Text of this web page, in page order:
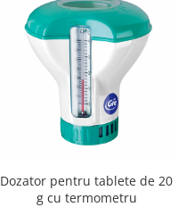
Dozator pentru tablete de 20
g cu termometru